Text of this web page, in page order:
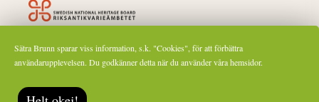
Sätra Brunn ingår som ett av ca 1600 riksintressen för kulturmiljövården och är
därför märkt med Riksantikvarieämbetets symbol.
Sätra Brunn sparar viss information, s.k. "Cookies", för att förbättra
användarupplevelsen. Du godkänner detta när du använder våra hemsidor.